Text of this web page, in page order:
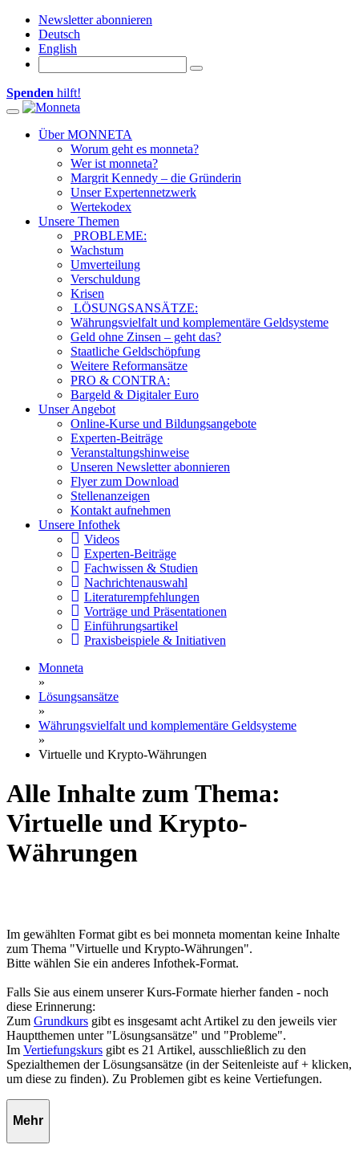
Newsletter abonnieren
Deutsch
English
Spenden hilft!
Toggle navigation
Über MONNETA
Worum geht es monneta?
Wer ist monneta?
Margrit Kennedy – die Gründerin
Unser Expertennetzwerk
Wertekodex
Unsere Themen
PROBLEME:
Wachstum
Umverteilung
Verschuldung
Krisen
LÖSUNGSANSÄTZE:
Währungsvielfalt und komplementäre Geldsysteme
Geld ohne Zinsen – geht das?
Staatliche Geldschöpfung
Weitere Reformansätze
PRO & CONTRA:
Bargeld & Digitaler Euro
Unser Angebot
Online-Kurse und Bildungsangebote
Experten-Beiträge
Veranstaltungshinweise
Unseren Newsletter abonnieren
Flyer zum Download
Stellenanzeigen
Kontakt aufnehmen
Unsere Infothek
Videos
Experten-Beiträge
Fachwissen & Studien
Nachrichtenauswahl
Literaturempfehlungen
Vorträge und Präsentationen
Einführungsartikel
Praxisbeispiele & Initiativen
Monneta
»
Lösungsansätze
»
Währungsvielfalt und komplementäre Geldsysteme
»
Virtuelle und Krypto-Währungen
Alle Inhalte zum Thema:
Virtuelle und Krypto-
Währungen
Im gewählten Format gibt es bei monneta momentan keine Inhalte
zum Thema "Virtuelle und Krypto-Währungen".
Bitte wählen Sie ein anderes Infothek-Format.
Falls Sie aus einem unserer Kurs-Formate hierher fanden - noch
diese Erinnerung:
Zum Grundkurs gibt es insgesamt acht Artikel zu den jeweils vier
Hauptthemen unter "Lösungsansätze" und "Probleme".
Im Vertiefungskurs gibt es 21 Artikel, ausschließlich zu den
Spezialthemen der Lösungsansätze (in der Seitenleiste auf + klicken,
um diese zu finden). Zu Problemen gibt es keine Vertiefungen.
Mehr